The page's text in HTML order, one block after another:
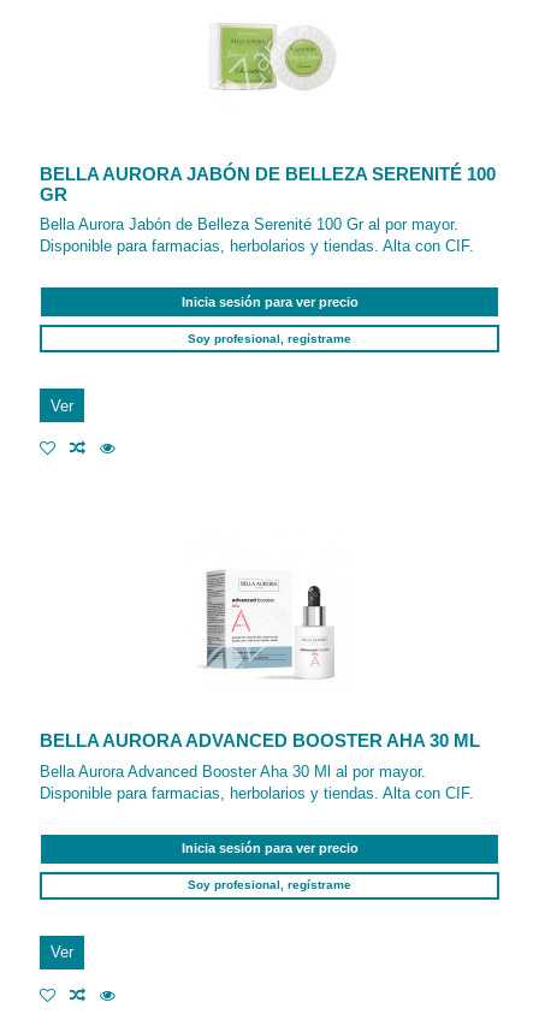
BELLA AURORA JABÓN DE BELLEZA SERENITÉ 100
GR
Bella Aurora Jabón de Belleza Serenité 100 Gr al por mayor.
Disponible para farmacias, herbolarios y tiendas. Alta con CIF.
Inicia sesión para ver precio
Soy profesional, regístrame
Ver
BELLA AURORA ADVANCED BOOSTER AHA 30 ML
Bella Aurora Advanced Booster Aha 30 Ml al por mayor.
Disponible para farmacias, herbolarios y tiendas. Alta con CIF.
Inicia sesión para ver precio
Soy profesional, regístrame
Ver